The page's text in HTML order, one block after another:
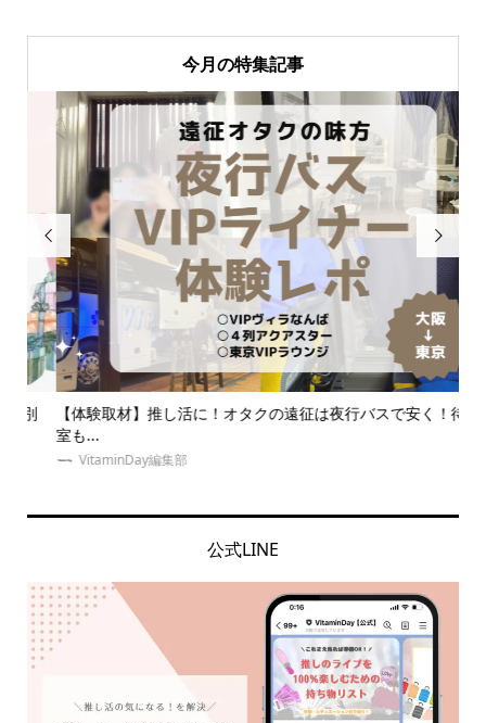
今月の特集記事

【体験取材】推し活に！オタクの遠征は夜行バスで安く！待合
室も...
VitaminDay編集部

公式LINE